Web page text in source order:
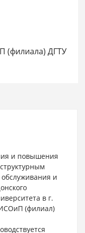
(филиала) ДГТУ
и повышения
и
в г.
(филиал)